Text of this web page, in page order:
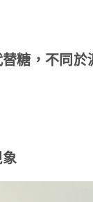
糖，不同於